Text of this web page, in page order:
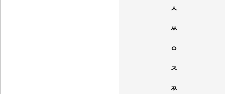
ㅅ
ㅆ
ㅇ
ㅈ
ㅉ